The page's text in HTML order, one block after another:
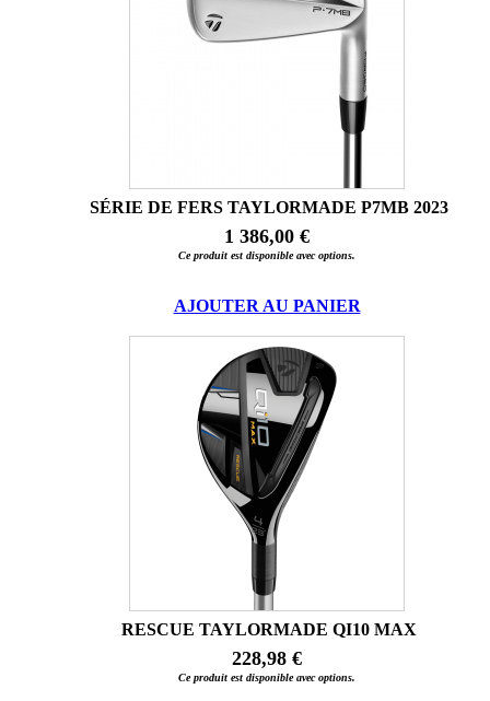
SÉRIE DE FERS TAYLORMADE P7MB 2023
1 386,00 €
Ce produit est disponible avec options.
AJOUTER AU PANIER
RESCUE TAYLORMADE QI10 MAX
228,98 €
Ce produit est disponible avec options.